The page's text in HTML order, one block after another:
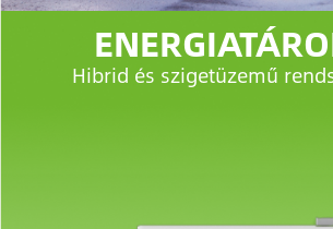
Hibrid és szigetüzemű